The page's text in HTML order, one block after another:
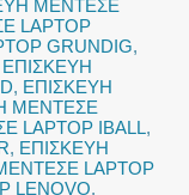
ΜΕΝΤΕΣΕ
LAPTOP
GRUNDIG,
ΕΠΙΣΚΕΥΗ
, ΕΠΙΣΚΕΥΗ
ΜΕΝΤΕΣΕ
LAPTOP IBALL,
, ΕΠΙΣΚΕΥΗ
LAPTOP
LENOVO,